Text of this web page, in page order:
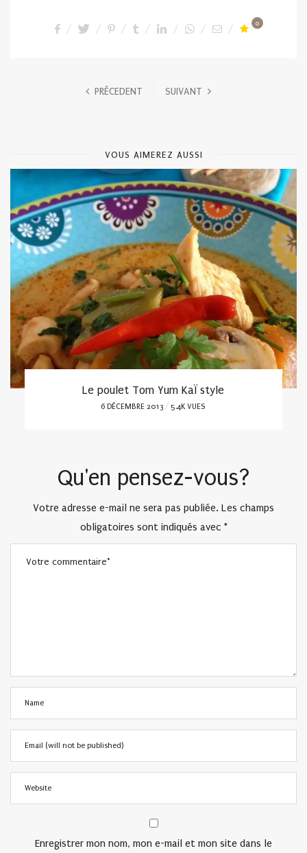
0
PRÉCEDENT SUIVANT
VOUS AIMEREZ AUSSI
Le poulet Tom Yum KaÏ style
POSTED
6 DÉCEMBRE 2013 5.4K VUES
Qu'en pensez-vous?
Votre adresse e-mail ne sera pas publiée. Les champs
obligatoires sont indiqués avec *
Enregistrer mon nom, mon e-mail et mon site dans le